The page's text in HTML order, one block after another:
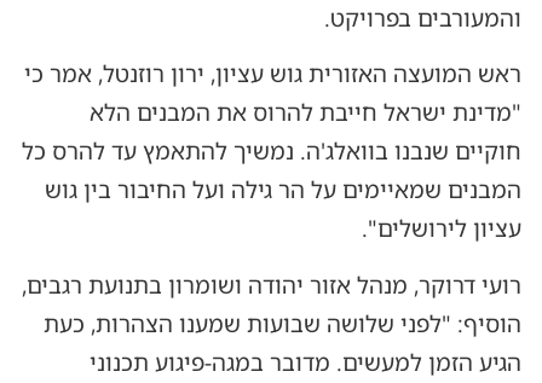
והמעורבים בפרויקט.
ראש המועצה האזורית גוש עציון, ירון רוזנטל, אמר כי
"מדינת ישראל חייבת להרוס את המבנים הלא
חוקיים שנבנו בוואלג'ה. נמשיך להתאמץ עד להרס כל
המבנים שמאיימים על הר גילה ועל החיבור בין גוש
עציון לירושלים".
רועי דרוקר, מנהל אזור יהודה ושומרון בתנועת רגבים,
הוסיף: "לפני שלושה שבועות שמענו הצהרות, כעת
הגיע הזמן למעשים. מדובר במגה-פיגוע תכנוני